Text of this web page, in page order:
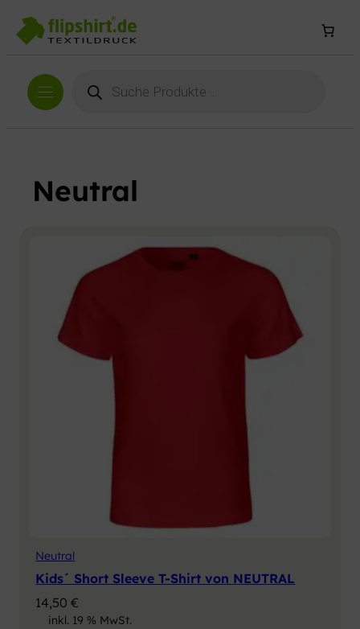
search
Neutral
Neutral
Kids´ Short Sleeve T-Shirt von NEUTRAL
14,50€
inkl. 19 % MwSt.